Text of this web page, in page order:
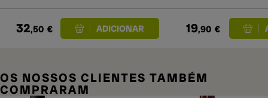
32,50 € 19,90 €
OS NOSSOS CLIENTES TAMBÉM
COMPRARAM